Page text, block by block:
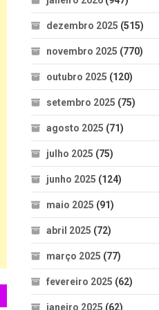
dezembro 2025 (515)
novembro 2025 (770)
outubro 2025 (120)
setembro 2025 (75)
agosto 2025 (71)
julho 2025 (75)
junho 2025 (124)
maio 2025 (91)
abril 2025 (72)
março 2025 (77)
fevereiro 2025 (62)
janeiro 2025 (62)